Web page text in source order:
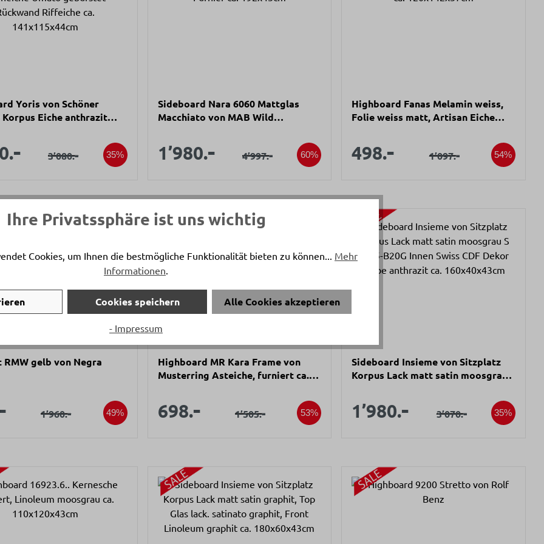
Yoris von Schöner
Korpus Eiche anthrazit
Riffeiche ca.Verkaufspreis:
- Regulärer Preis:
3’080.- 35%
Sideboard Nara 6060 Mattglas
Macchiato von MAB Wild
Verkaufspreis:
Verkaufspreis:
1’980.- Regulärer Preis:
4’997.- 60%
Highboard Fanas Melamin weiss,
Folie weiss matt, Artisan Eiche
Verkaufspreis:
Verkaufspreis:
498.- Regulärer Preis:
1’097.- 54%
RMW gelb von Negra
Verkaufspreis:
- Regulärer Preis:
1’960.- 49%
Highboard MR Kara Frame von
Musterring Asteiche, furniert ca.
Verkaufspreis:
Verkaufspreis:
698.- Regulärer Preis:
1’505.- 53%
Sideboard Insieme von Sitzplatz
Korpus Lack matt satin moosgrau
Dekor Farbe anthrazit ca.
160x40x43cm
Verkaufspreis:
Verkaufspreis:
1’980.- Regulärer Preis:
3’070.- 35%
Ihre Privatssphäre ist uns wichtig
Cookies, um Ihnen die bestmögliche Funktionalität bieten zu können... Mehr
Informationen.
Cookies speichern Alle Cookies akzeptieren
- Impressum